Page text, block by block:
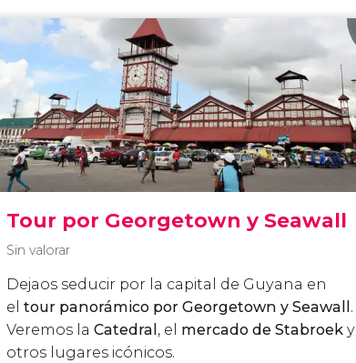
Tour por Georgetown y Seawall
Sin valorar
Dejaos seducir por la capital de Guyana en
el tour panorámico por Georgetown y Seawall .
Veremos la Catedral , el mercado de Stabroek y
otros lugares icónicos.